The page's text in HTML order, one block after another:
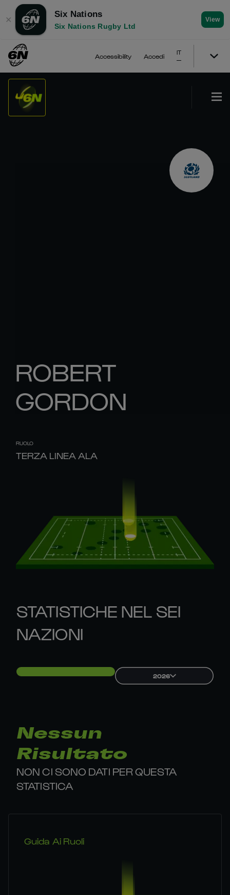
✕
Six Nations
Six Nations Rugby Ltd
View
Accessibility Accedi
IT
ROBERT
GORDON
RUOLO
TERZA LINEA ALA
STATISTICHE NEL SEI
NAZIONI
2026
Nessun
Risultato
NON CI SONO DATI PER QUESTA
STATISTICA
Guida Ai Ruoli